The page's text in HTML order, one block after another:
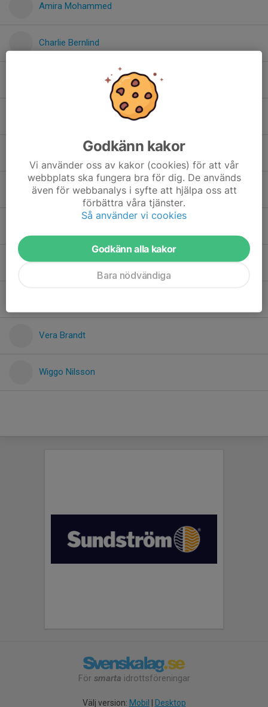
Amira Mohammed
Charlie Bernlind
Mahad Muhammed
Majken Lindahl
Stina Bojestig
Vera Brandt
Wiggo Nilsson
För smarta idrottsföreningar
Välj version: Mobil Desktop
Godkänn kakor
Vi använder oss av kakor (cookies) för att vår
webbplats ska fungera bra för dig. De används
även för webbanalys i syfte att hjälpa oss att
förbättra våra tjänster.
Så använder vi cookies
Godkänn alla kakor
Bara nödvändiga